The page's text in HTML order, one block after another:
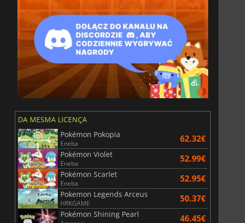
DA MESMA LICENÇA
Pokémon Pokopia
Eneba 62.32€
Pokémon Violet
Eneba 52.99€
Pokémon Scarlet
Eneba 52.95€
Pokemon Legends Arceus
HRKGAME 50.37€
Pokémon Shining Pearl 46.45€